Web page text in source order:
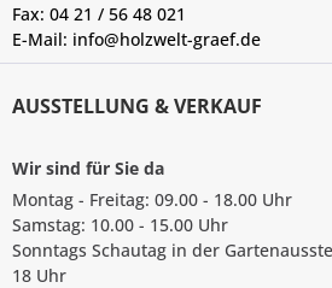
Fax: 04 21 / 56 48 021
E-Mail: info@holzwelt-graef.de
AUSSTELLUNG & VERKAUF
Wir sind für Sie da
Montag - Freitag: 09.00 - 18.00 Uhr
Samstag: 10.00 - 15.00 Uhr
Sonntags Schautag in der
18 Uhr